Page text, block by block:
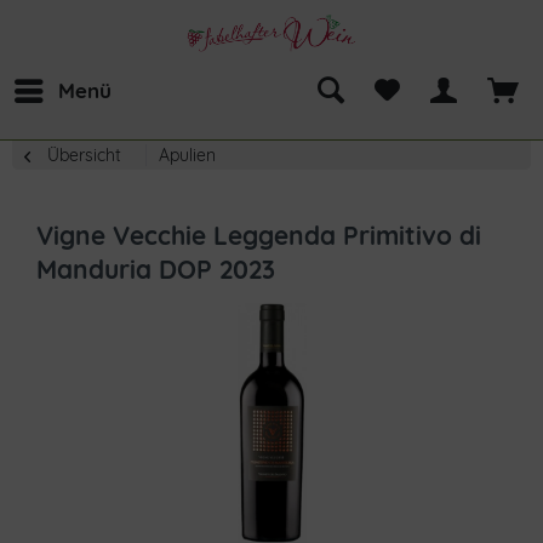
Menü
Übersicht Apulien
Vigne Vecchie Leggenda Primitivo di
Manduria DOP 2023